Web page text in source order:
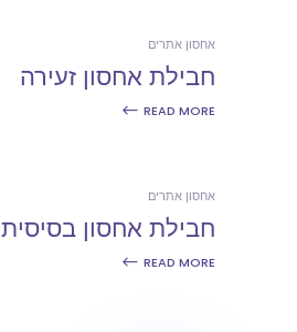
אחסון אתרים
חבילת אחסון זעירה
READ MORE
אחסון אתרים
חבילת אחסון בסיסית
READ MORE